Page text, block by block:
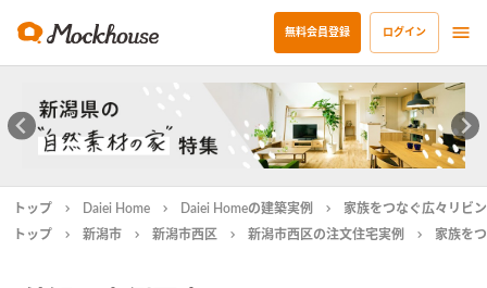
無料会員登録 ログイン
トップ Daiei Home Daiei Homeの建築実例
家族をつなぐ広々リビ
トップ
新潟市 新潟市西区 新潟市西区の注文住宅実例 家族を